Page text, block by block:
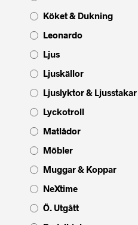
Köket & Dukning
Leonardo
Ljus
Ljuskällor
Ljuslyktor & Ljusstakar
Lyckotroll
Matlådor
Möbler
Muggar & Koppar
NeXtime
Ö. Utgått